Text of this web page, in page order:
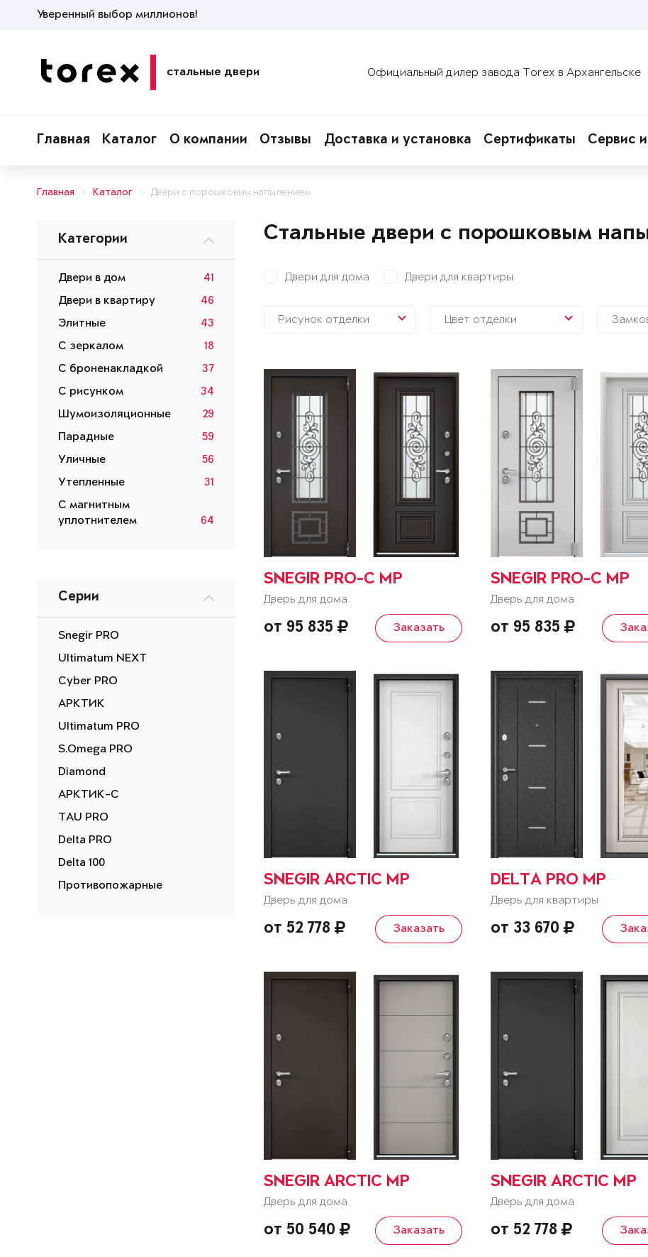
Уверенный выбор миллионов!
стальные двери Официальный дилер завода Torex в Архангельске
Главная Каталог О компании Отзывы Доставка и установка Сертификаты Сервис
Главная Каталог Двери с порошковым напылением
Категории
Двери в дом
41
Двери в квартиру
46
Элитные
43
С зеркалом
18
С броненакладкой
37
С рисунком
34
Шумоизоляционные
29
Парадные
59
Уличные
56
Утепленные
31
С магнитным
уплотнителем
64
Серии
Snegir PRO
Ultimatum NEXT
Cyber PRO
АРКТИК
Ultimatum PRO
S.Omega PRO
Diamond
АРКТИК-С
TAU PRO
Delta PRO
Delta 100
Противопожарные
Стальные двери с порошковым
Двери для дома Двери для квартиры
Рисунок отделки Цвет отделки
SNEGIR PRO-C MP
Дверь для дома
от 95 835 Заказать
SNEGIR PRO-C MP
Дверь для дома
от 95 835
SNEGIR ARCTIC MP
Дверь для дома
от 52 778 Заказать
DELTA PRO MP
Дверь для квартиры
от 33 670
SNEGIR ARCTIC MP
Дверь для дома
от 50 540 Заказать
SNEGIR ARCTIC MP
Дверь для дома
от 52 778